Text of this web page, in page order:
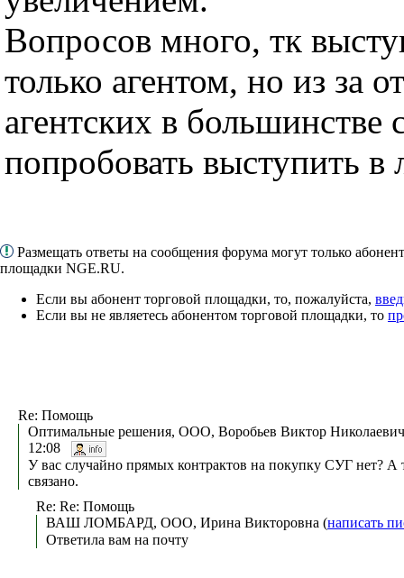
Вопросов много, тк
только агентом, но из за
агентских в большинстве
попробовать выступить в
Размещать ответы на сообщения форума могут только
площадки NGE.RU.
Если вы абонент торговой площадки, то, пожалуйста,
Если вы не являетесь абонентом торговой площадки, то
Re: Помощь
Оптимальные решения, ООО, Воробьев Виктор
12:08
У вас случайно прямых контрактов на покупку СУГ нет? А
связано.
Re: Re: Помощь
ВАШ ЛОМБАРД, ООО, Ирина Викторовна (написать
Ответила вам на почту